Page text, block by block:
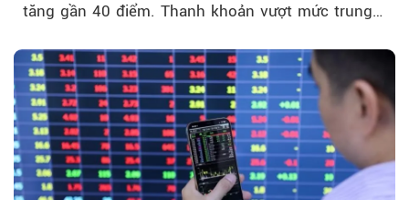
tăng gần 40 điểm. Thanh khoản vượt mức trung